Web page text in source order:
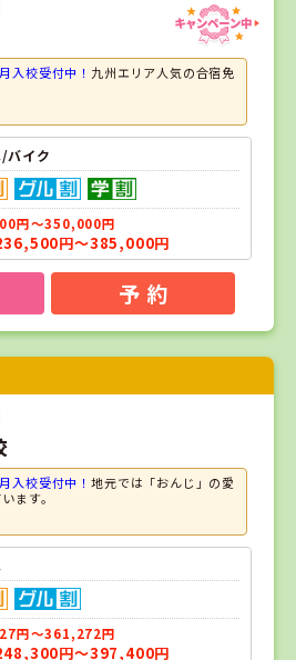
入校受付中！ 九州エリア人気の合宿免
バイク
円～350,000円
円～385,000円
予 約
入校受付中！地元では「おんじ」の愛
ます。
円～361,272円
円～397,400円